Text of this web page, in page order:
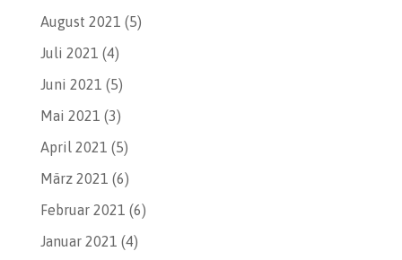
August 2021 (5)
Juli 2021 (4)
Juni 2021 (5)
Mai 2021 (3)
April 2021 (5)
März 2021 (6)
Februar 2021 (6)
Januar 2021 (4)